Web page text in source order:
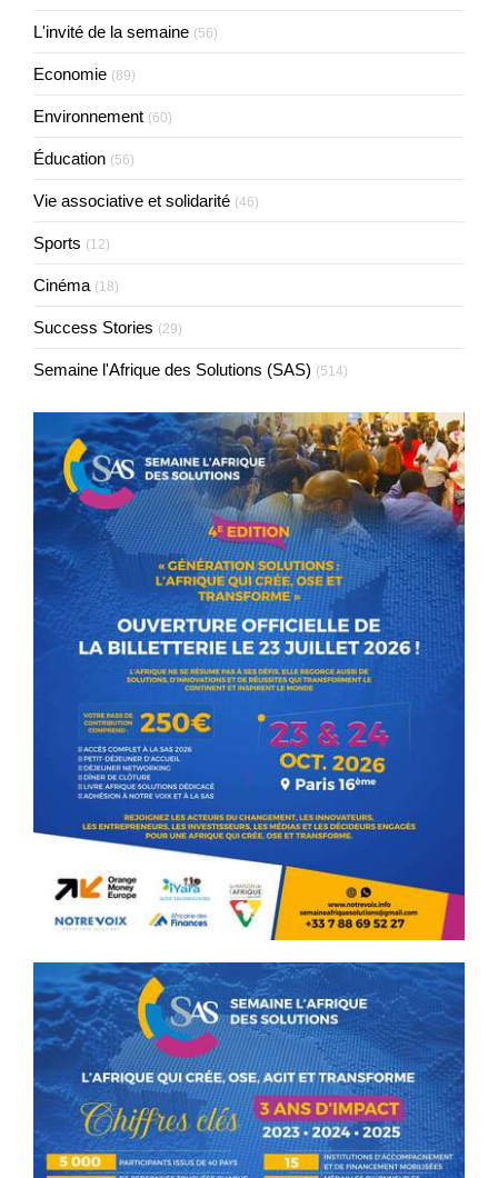
L'invité de la semaine (56)
Economie (89)
Environnement (60)
Éducation (56)
Vie associative et solidarité (46)
Sports (12)
Cinéma (18)
Success Stories (29)
Semaine l'Afrique des Solutions (SAS) (514)